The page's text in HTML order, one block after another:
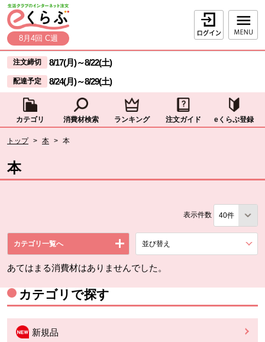
ページの先頭です。
本文へジャンプする。
8月4回 C週
ログイン
ここからサイト内共通メニューです。
サイト内共通メニューをスキップする
注文締切 8/17(月)～8/22(土)
配達予定 8/24(月)～8/29(土)
カテゴリ 消費材検索 ランキング 注文ガイド eくらぶ登録
トップ > 本 > 本
本
表示件数
カテゴリ一覧へ 並び替え
あてはまる消費材はありませんでした。
カテゴリで探す
新規品